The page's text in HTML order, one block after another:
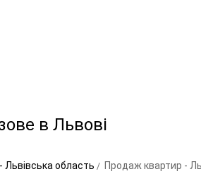
в Львові
область Продаж квартир -